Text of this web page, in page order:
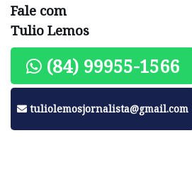
Fale com
Tulio Lemos
(84) 99955-1566
tuliolemosjornalista@gmail.com